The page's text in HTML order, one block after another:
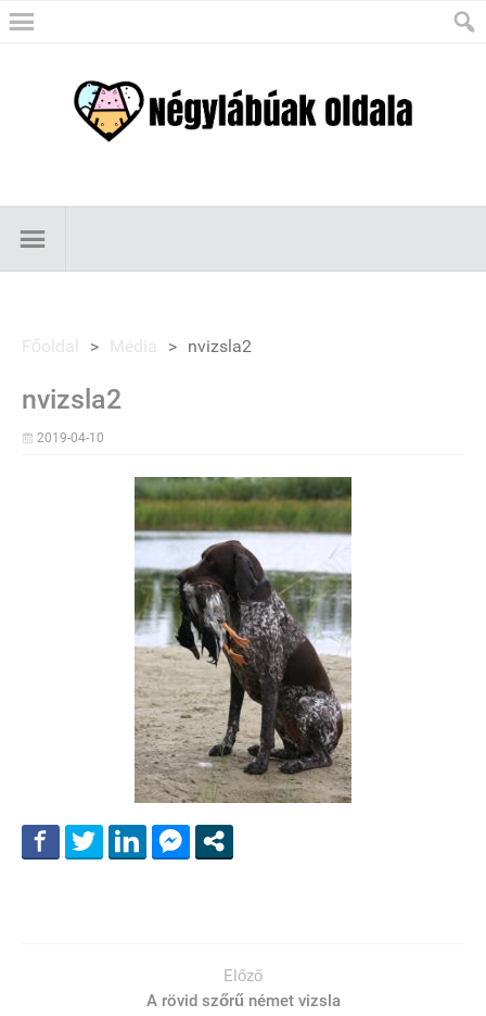
Főoldal > Média > nvizsla2
nvizsla2
2019-04-10
Előző
A rövid szőrű német vizsla